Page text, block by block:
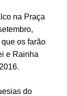
na Praça
os farão
e Rainha
do